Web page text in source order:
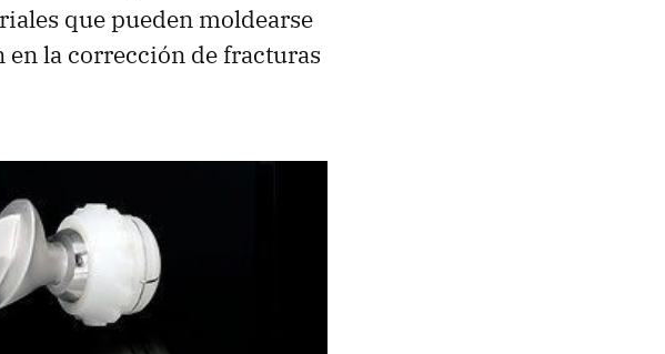
que pueden moldearse
la corrección de fracturas